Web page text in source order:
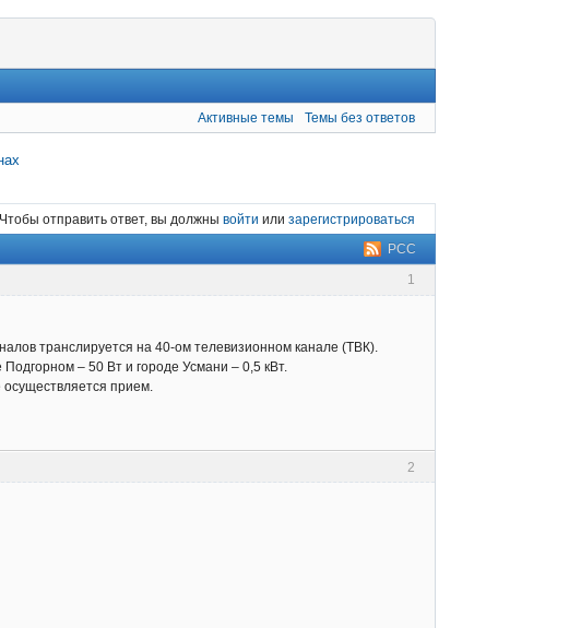
Активные темы Темы без ответов
Чтобы отправить ответ, вы должны войти или зарегистрироваться
РСС
1
транслируется на 40-ом телевизионном канале (ТВК).
– 50 Вт и городе Усмани – 0,5 кВт.
прием.
2